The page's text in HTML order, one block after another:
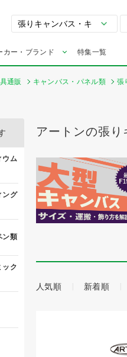
カー・ブランド 特集一覧
通販 キャンバス・パネル類 張
アートンの張
人気順 新着順
ウム
ング
ン類
ック